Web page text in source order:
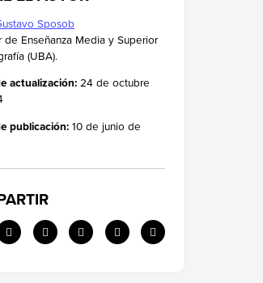
de América del Sur por país
Sposob
de Enseñanza Media y Superior
(UBA).
actualización: 24 de octubre
publicación: 10 de junio de